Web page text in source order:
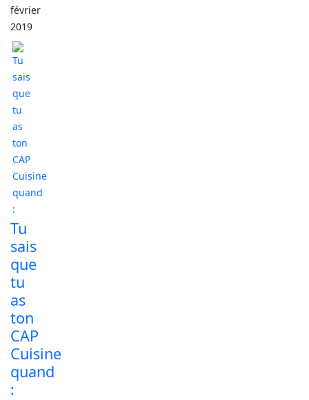
février
2019
Tu
sais
que
tu
as
ton
CAP
Cuisine
quand
: